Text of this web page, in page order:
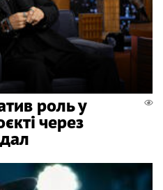
роль у
через